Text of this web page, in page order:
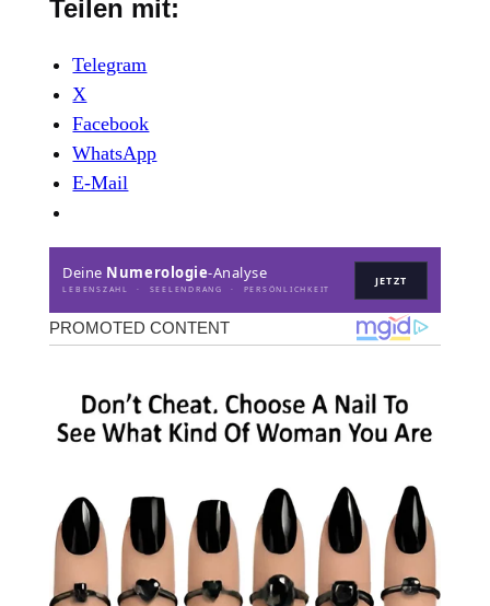
Teilen mit:
Telegram
X
Facebook
WhatsApp
E-Mail
Deine Numerologie-Analyse
LEBENSZAHL · SEELENDRANG · PERSÖNLICHKEIT
JETZT